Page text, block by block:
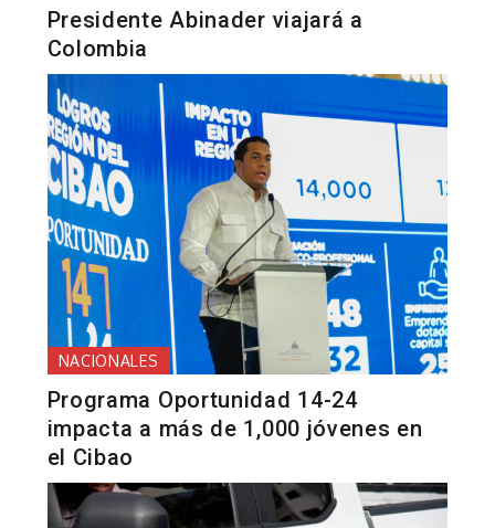
Presidente Abinader viajará a
Colombia
NACIONALES
Programa Oportunidad 14-24
impacta a más de 1,000 jóvenes en
el Cibao